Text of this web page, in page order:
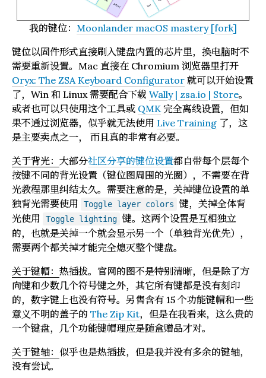
我的键位： Moonlander macOS mastery [fork]
键位以固件形式直接刷入键盘内置的芯片里，换电脑时不
需要重新设置。Mac 直接在 Chromium 浏览器里打开
Oryx: The ZSA Keyboard Configurator 就可以开始设置
了，Win 和 Linux 需要配合下载 Wally | zsa.io | Store。
或者也可以只使用这个工具或 QMK完全离线设置，但如
果不通过浏览器，似乎就无法使用 Live Training 了，这
是主要卖点之一， 而且真的非常有必要。
关于背光： 大部分社区分享的键位设置都自带每个层每个
按键不同的背光设置（键位图周围的光圈），不需要在背
光教程那里纠结太久。需要注意的是，关掉键位设置的单
独背光需要使用
Toggle layer colors
键，关掉全体背
光使用
Toggle lighting 键。这两个设置是互相独立
的，也就是关掉一个就会显示另一个（单独背光优先），
需要两个都关掉才能完全熄灭整个键盘。
关于键帽： 热插拔。官网的图不是特别清晰，但是除了方
向键和少数几个符号键之外，其它所有键都是没有刻印
的，数字键上也没有符号。另售含有 15 个功能键帽和一些
意义不明的盖子的 The Zip Kit，但是在我看来，这么贵的
一个键盘，几个功能键帽理应是随盒赠品才对。
关于键轴： 似乎也是热插拔，但是我并没有多余的键轴，
没有尝试。